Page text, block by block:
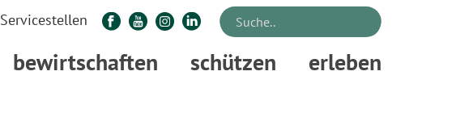
Servicestellen
bewirtschaften schützen erleben